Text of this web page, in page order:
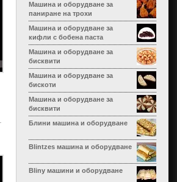
Машина и оборудване за
паниране на трохи
Машина и оборудване за
кифли с бобена паста
Машина и оборудване за
бисквити
Машина и оборудване за
бискоти
Машина и оборудване за
бисквити
Блини машина и оборудване
Blintzes машина и оборудване
Bliny машини и оборудване